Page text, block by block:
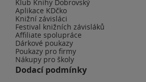
Klub Knihy Dobrovský
Aplikace KDčko
Knižní závisláci
Festival knižních závisláků
Affiliate spolupráce
Dárkové poukazy
Poukazy pro firmy
Nákupy pro školy
Dodací podmínky